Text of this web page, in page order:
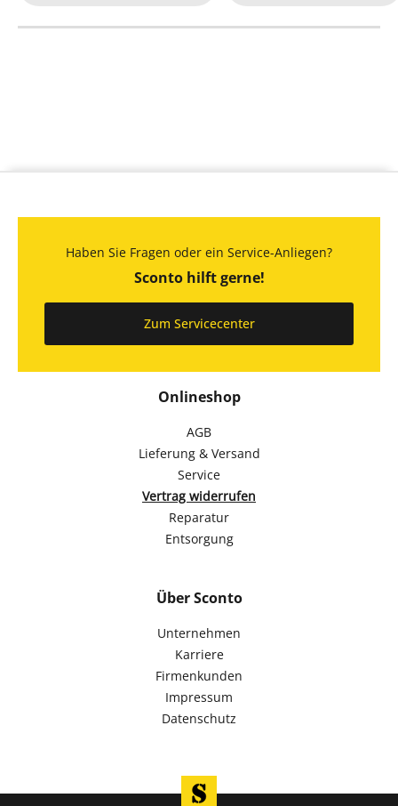
Onlineshop
AGB
Lieferung & Versand
Service
Vertrag widerrufen
Reparatur
Entsorgung
Über Sconto
Unternehmen
Karriere
Firmenkunden
Impressum
Datenschutz
Haben Sie Fragen oder ein Service-Anliegen?
Sconto hilft gerne!
Zum Servicecenter